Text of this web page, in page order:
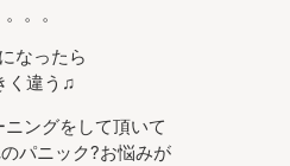
。。。
なったら
く違う♫
ングをして頂いて
パニック?お悩みが